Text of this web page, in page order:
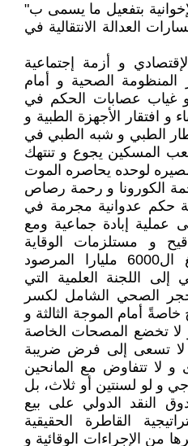
بتفعيل ما يسمى ب"
العدالة الانتقالية في
و أزمة إجتماعية
المنظومة الصحية و أمام
غياب عصابات الحكم في
و افتقار الأجهزة الطبية و
الطبي و شبه الطبي في
المسكين يجوع و تنتهك
لوحده يحاصره الموت
الكورونا و رحمة رصاص
حكم عدوانية مجرمة في
إبادة جماعية ومع
و مستلزمات الوقاية
الضرورية و لم تنفق مبلغ ال6000 مليارا المرصود
إلى اللجنة العلمية التي
من الحجر الصحي الشامل لكسر
خاصةً أمام الموجة الثالثة و
تخضع المصحات الخاصة
لا تسعى إلى فرض ضريبة
لا تتفاوض مع المانحين
و لو لسنتين أو ثلاث، بل
النقد الدولي على بيع
القاطرة الحقيقية
من الإجراءات الوقائية و